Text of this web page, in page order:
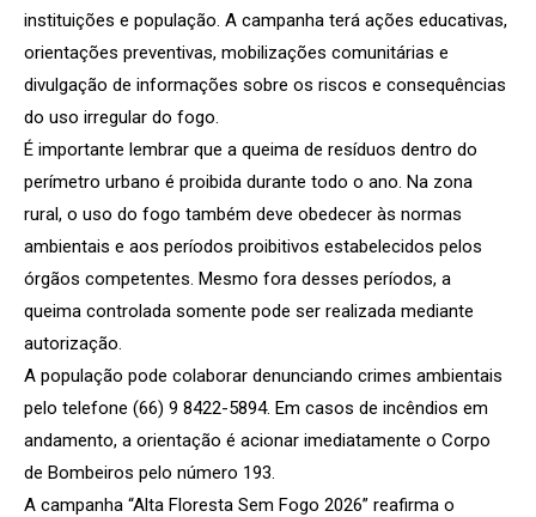
instituições e população. A campanha terá ações educativas,
orientações preventivas, mobilizações comunitárias e
divulgação de informações sobre os riscos e consequências
do uso irregular do fogo.
É importante lembrar que a queima de resíduos dentro do
perímetro urbano é proibida durante todo o ano. Na zona
rural, o uso do fogo também deve obedecer às normas
ambientais e aos períodos proibitivos estabelecidos pelos
órgãos competentes. Mesmo fora desses períodos, a
queima controlada somente pode ser realizada mediante
autorização.
A população pode colaborar denunciando crimes ambientais
pelo telefone (66) 9 8422-5894. Em casos de incêndios em
andamento, a orientação é acionar imediatamente o Corpo
de Bombeiros pelo número 193.
A campanha “Alta Floresta Sem Fogo 2026” reafirma o